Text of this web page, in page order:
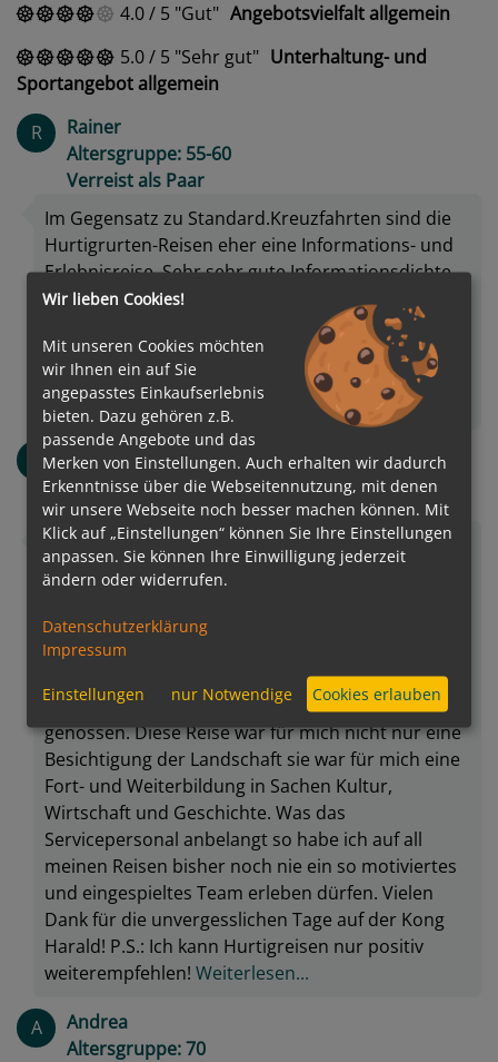
4.0/ 5 Gut
Angebotsvielfalt allgemein
5.0/ 5 Sehr gut
Unterhaltung- und
Sportangebot allgemein
R
Rainer
Altersgruppe: 55-60
Verreist als Paar
Im Gegensatz zu Standard.Kreuzfahrten sind die
Hurtigrurten-Reisen eher eine Informations- und
Erlebnisreise. Sehr sehr gute Informationsdichte
und Vorbereitung auf die Landausflüge und
Hinweise auf ungeführte Landausflüge in den
Hafenstädten. ZUsätzlich gibt es zu allen Häfen
sehr ausführliche Unterlagen für jeden. Klasse
pur!Weiterlesen...
Karl
Altersgruppe: 45-50
Verreist als Single
Immer freundlich und Hilfsbereit!!!!! Mit Onkel
Heinz als Reiseleiter habe ich den Jackpot
nicht nur immer freundlich und hilfsbereit sie
haben auch mit ihrer Beratung in Punkto Ausflug
bei mir immer den Nagel auf den Kopf getroffen.
Am meisten habe ich die Vorträge von Onkel Heinz
genossen. Diese Reise war für mich nicht nur eine
Besichtigung der Landschaft sie war für mich eine
Fort- und Weiterbildung in Sachen Kultur,
Wirtschaft und Geschichte. Was das
Servicepersonal anbelangt so habe ich auf all
meinen Reisen bisher noch nie ein so motiviertes
und eingespieltes Team erleben dürfen. Vielen
Dank für die unvergesslichen Tage auf der Kong
Harald! P.S.: Ich kann Hurtigreisen nur positiv
weiterempfehlen! Weiterlesen...
A
Andrea
Altersgruppe: 70
Wir lieben Cookies!
Mit unseren Cookies möchten
wir Ihnen ein auf Sie
angepasstes Einkaufserlebnis
bieten. Dazu gehören z.B.
passende Angebote und das
Merken von Einstellungen. Auch erhalten wir dadurch
Erkenntnisse über die Webseitennutzung, mit denen
wir unsere Webseite noch besser machen können. Mit
Klick auf „Einstellungen“ können Sie Ihre Einstellungen
anpassen. Sie können Ihre Einwilligung jederzeit
ändern oder widerrufen.
Datenschutzerklärung
Impressum
Einstellungen nur Notwendige Cookies erlauben